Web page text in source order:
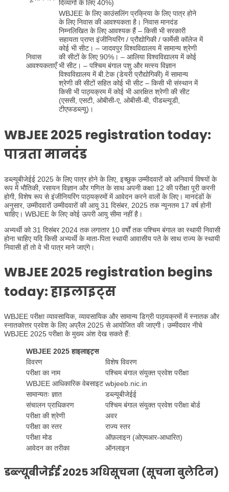
दिव्यांगों के लिए 40%)
निवास
आवश्यकताएँ
WBJEE के लिए काउंसलिंग प्रक्रिया के लिए पात्र होने
के लिए निवास की आवश्यकता है। निवास मानदंड
निम्नलिखित के लिए आवश्यक हैं – किसी भी सरकारी
सहायता प्राप्त इंजीनियरिंग / प्रौद्योगिकी / फार्मेसी कॉलेज में
कोई भी सीट। – जादवपुर विश्वविद्यालय में सामान्य श्रेणी
की सीटों के लिए 90%। – आलिया विश्वविद्यालय में कोई
भी सीट। – पश्चिम बंगाल पशु और मत्स्य विज्ञान
विश्वविद्यालय में बी.टेक (डेयरी प्रौद्योगिकी) में सामान्य
श्रेणी की सीटों सहित कोई भी सीट – किसी भी संस्थान में
किसी भी पाठ्यक्रम में कोई भी आरक्षित श्रेणी की सीट
(एससी, एसटी, ओबीसी-ए, ओबीसी-बी, पीडब्ल्यूडी,
टीएफडब्ल्यू)।
WBJEE 2025 registration today:
पात्रता मानदंड
डब्ल्यूबीजेईई 2025 के लिए पात्र होने के लिए, इच्छुक उम्मीदवारों को अनिवार्य विषयों के
रूप में भौतिकी, रसायन विज्ञान और गणित के साथ अपनी कक्षा 12 की परीक्षा पूरी करनी
होगी, विशेष रूप से इंजीनियरिंग पाठ्यक्रमों में आवेदन करने वालों के लिए। मानदंडों के
अनुसार, उम्मीदवारों उम्मीदवारों की आयु 31 दिसंबर, 2025 तक न्यूनतम 17 वर्ष होनी
चाहिए। WBJEE के लिए कोई ऊपरी आयु सीमा नहीं है।
अभ्यर्थी को 31 दिसंबर 2024 तक लगातार 10 वर्षों तक पश्चिम बंगाल का स्थायी निवासी
होना चाहिए यदि किसी अभ्यर्थी के माता-पिता स्थायी आवासीय पते के साथ राज्य के स्थायी
निवासी हों तो वे भी पात्र माने जाएंगे।
WBJEE 2025 registration begins
today:हाइलाइट्स
WBJEE परीक्षा व्यावसायिक, व्यावसायिक और सामान्य डिग्री पाठ्यक्रमों में स्नातक और
स्नातकोत्तर प्रवेश के लिए अप्रैल 2025 से आयोजित की जाएगी। उम्मीदवार नीचे
WBJEE 2025 परीक्षा के मुख्य अंश देख सकते हैं:
WBJEE 2025 हाइलाइट्स
विवरण
विशेष विवरण
परीक्षा का नाम
पश्चिम बंगाल संयुक्त प्रवेश परीक्षा
WBJEE आधिकारिक वेबसाइट wbjeeb.nic.in
सामान्यतः ज्ञात
डब्ल्यूबीजेईई
संचालन प्राधिकरण
पश्चिम बंगाल संयुक्त प्रवेश परीक्षा बोर्ड
परीक्षा की श्रेणी
अवर
परीक्षा का स्तर
राज्य स्तर
परीक्षा मोड
ऑफ़लाइन (ओएमआर-आधारित)
आवेदन का तरीका
ऑनलाइन
डब्ल्यूबीजेईई 2025 अधिसूचना (सूचना बुलेटिन)